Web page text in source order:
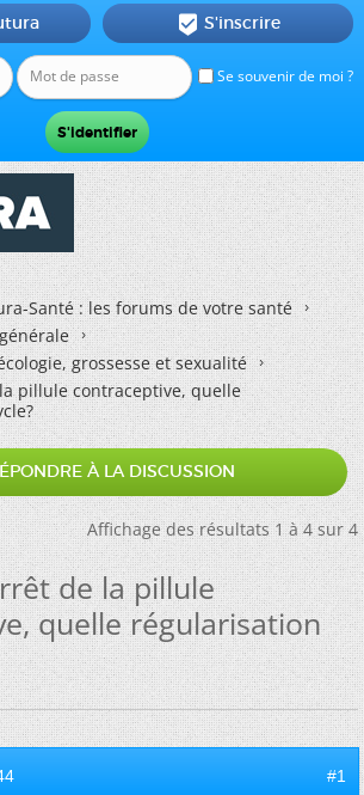
Se souvenir de moi ?
 S'inscrire
Santé : les forums de votre santé
grossesse et sexualité
pillule contraceptive, quelle
À LA DISCUSSION
Affichage des résultats 1 à 4 sur 4
de la pillule
quelle régularisation
#1